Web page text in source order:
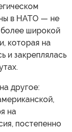
в НАТО — не
более широкой
которая на
и закреплялась
другое:
на
постепенно